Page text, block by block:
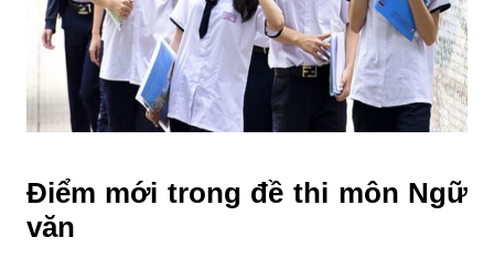
Điểm mới trong đề thi môn Ngữ
văn